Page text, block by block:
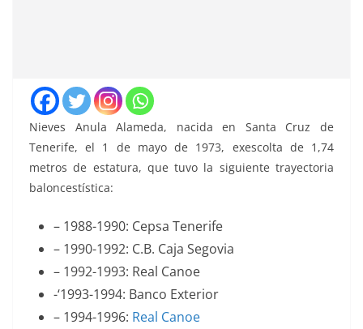
Nieves Anula Alameda, nacida en Santa Cruz de
Tenerife, el 1 de mayo de 1973, exescolta de 1,74
metros de estatura, que tuvo la siguiente trayectoria
baloncestística:
– 1988-1990: Cepsa Tenerife
– 1990-1992: C.B. Caja Segovia
– 1992-1993: Real Canoe
-‘1993-1994: Banco Exterior
– 1994-1996: Real Canoe